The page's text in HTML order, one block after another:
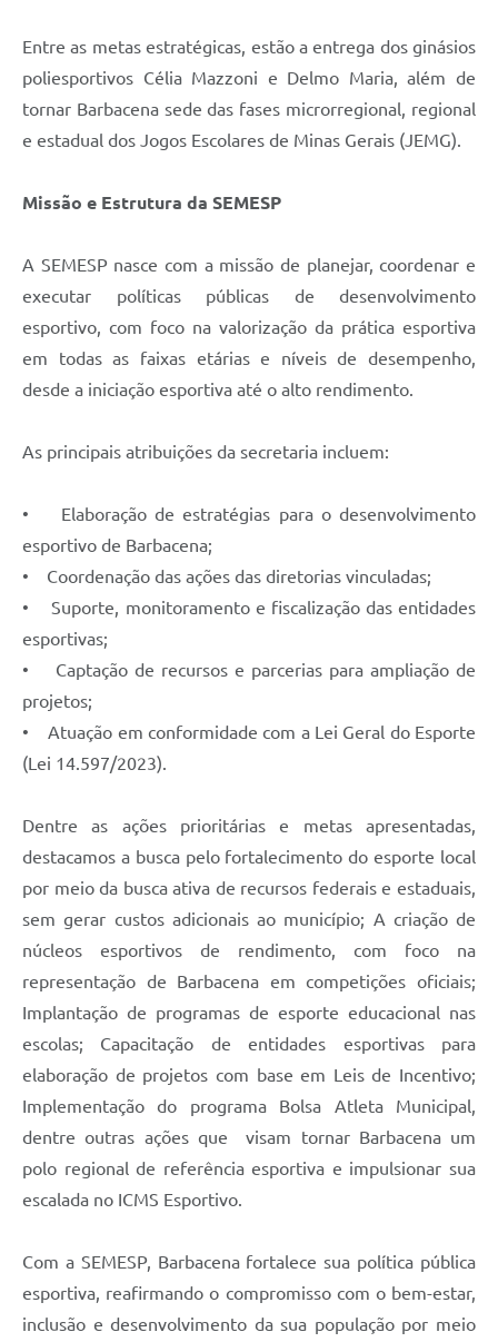
Entre as metas estratégicas, estão a entrega dos ginásios
poliesportivos Célia Mazzoni e Delmo Maria, além de
tornar Barbacena sede das fases microrregional, regional
e estadual dos Jogos Escolares de Minas Gerais (JEMG).
Missão e Estrutura da SEMESP
A SEMESP nasce com a missão de planejar, coordenar e
executar políticas públicas de desenvolvimento
esportivo, com foco na valorização da prática esportiva
em todas as faixas etárias e níveis de desempenho,
desde a iniciação esportiva até o alto rendimento.
As principais atribuições da secretaria incluem:
• Elaboração de estratégias para o desenvolvimento
esportivo de Barbacena;
• Coordenação das ações das diretorias vinculadas;
• Suporte, monitoramento e fiscalização das entidades
esportivas;
• Captação de recursos e parcerias para ampliação de
projetos;
• Atuação em conformidade com a Lei Geral do Esporte
(Lei 14.597/2023).
Dentre as ações prioritárias e metas apresentadas,
destacamos a busca pelo fortalecimento do esporte local
por meio da busca ativa de recursos federais e estaduais,
sem gerar custos adicionais ao município; A criação de
núcleos esportivos de rendimento, com foco na
representação de Barbacena em competições oficiais;
Implantação de programas de esporte educacional nas
escolas; Capacitação de entidades esportivas para
elaboração de projetos com base em Leis de Incentivo;
Implementação do programa Bolsa Atleta Municipal,
dentre outras ações que visam tornar Barbacena um
polo regional de referência esportiva e impulsionar sua
escalada no ICMS Esportivo.
Com a SEMESP, Barbacena fortalece sua política pública
esportiva, reafirmando o compromisso com o bem-estar,
inclusão e desenvolvimento da sua população por meio